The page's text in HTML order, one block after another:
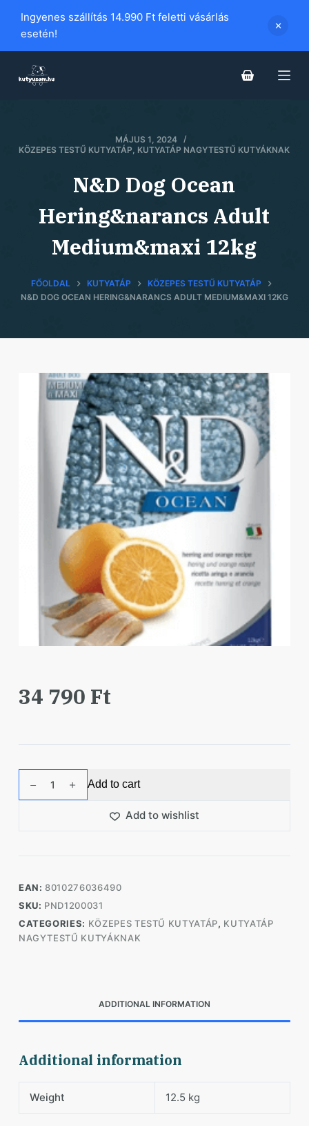
i
Ingyenes szállítás 14.990 Ft feletti vásárlás
esetén!
MÁJUS 1, 2024
KÖZEPES TESTŰ KUTYATÁP, KUTYATÁP NAGYTESTŰ KUTYÁKNAK
N&D Dog Ocean
Hering&narancs Adult
Medium&maxi 12kg
FŐOLDAL KUTYATÁP
KÖZEPES TESTŰ KUTYATÁP
N&D DOG OCEAN HERING&NARANCS ADULT MEDIUM&MAXI 12KG
34 790 Ft
quantity
Add to cart
Add to wishlist
EAN:8010276036490
SKU: PND1200031
CATEGORIES: KÖZEPES TESTŰ KUTYATÁP, KUTYATÁP
NAGYTESTŰ KUTYÁKNAK
ADDITIONAL INFORMATION
Additional information
Weight 12.5 kg